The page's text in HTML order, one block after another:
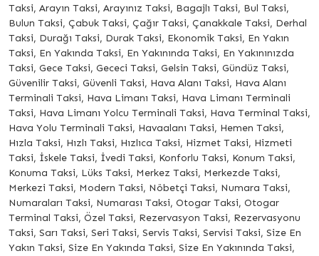
Taksi, Arayın Taksi, Arayınız Taksi, Bagajlı Taksi, Bul Taksi,
Bulun Taksi, Çabuk Taksi, Çağır Taksi, Çanakkale Taksi, Derhal
Taksi, Durağı Taksi, Durak Taksi, Ekonomik Taksi, En Yakın
Taksi, En Yakında Taksi, En Yakınında Taksi, En Yakınınızda
Taksi, Gece Taksi, Gececi Taksi, Gelsin Taksi, Gündüz Taksi,
Güvenilir Taksi, Güvenli Taksi, Hava Alanı Taksi, Hava Alanı
Terminali Taksi, Hava Limanı Taksi, Hava Limanı Terminali
Taksi, Hava Limanı Yolcu Terminali Taksi, Hava Terminal Taksi,
Hava Yolu Terminali Taksi, Havaalanı Taksi, Hemen Taksi,
Hızla Taksi, Hızlı Taksi, Hızlıca Taksi, Hizmet Taksi, Hizmeti
Taksi, İskele Taksi, İvedi Taksi, Konforlu Taksi, Konum Taksi,
Konuma Taksi, Lüks Taksi, Merkez Taksi, Merkezde Taksi,
Merkezi Taksi, Modern Taksi, Nöbetçi Taksi, Numara Taksi,
Numaraları Taksi, Numarası Taksi, Otogar Taksi, Otogar
Terminal Taksi, Özel Taksi, Rezervasyon Taksi, Rezervasyonu
Taksi, Sarı Taksi, Seri Taksi, Servis Taksi, Servisi Taksi, Size En
Yakın Taksi, Size En Yakında Taksi, Size En Yakınında Taksi,